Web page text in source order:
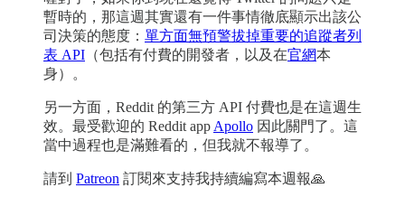
暫時的，那這週其實還有一件事情徹底顯示出該公
司決策的態度： 單方面無預警拔掉重要的追蹤者列
表 API （包括有付費的開發者，以及在官網本
身）。
另一方面，Reddit 的第三方 API 付費也是在這週生
效。最受歡迎的 Reddit app Apollo 因此關門了。這
當中過程也是滿難看的，但我就不報導了。
請到 Patreon 訂閱來支持我持續編寫本週報🙏